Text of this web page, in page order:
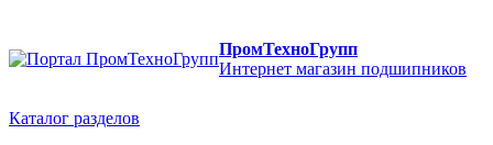
ПромТехноГрупп
Интернет магазин подшипников
Каталог разделов